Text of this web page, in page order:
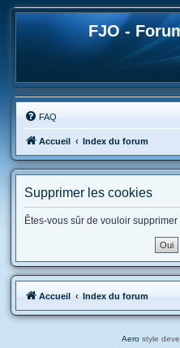
FJO -
FAQ
Accueil Index du forum
Supprimer les cookies
Êtes-vous sûr de vouloir
Accueil Index du forum
Aero style